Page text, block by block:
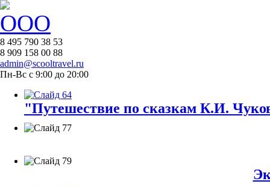
8 495 790 38 53
8 909 158 00 88
admin@scooltravel.ru
Пн-Вс с 9:00 до 20:00
"Путешествие по сказкам К.И.